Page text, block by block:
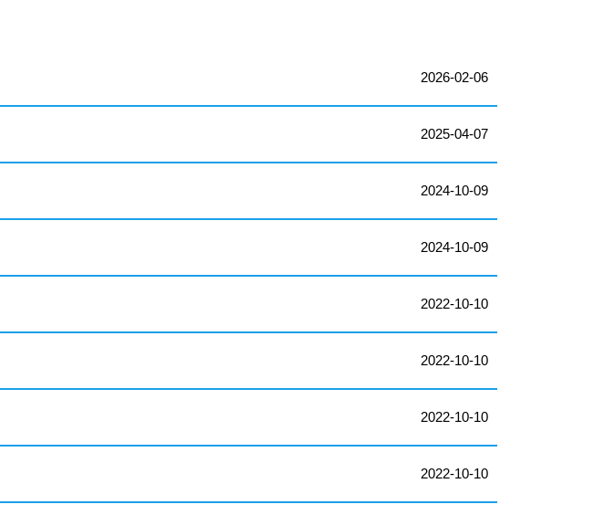
2026-02-06
2025-04-07
2024-10-09
2024-10-09
2022-10-10
2022-10-10
2022-10-10
2022-10-10